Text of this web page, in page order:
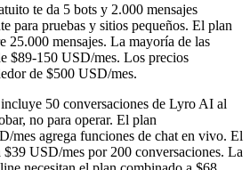
te da 5 bots y 2.000 mensajes
para pruebas y sitios pequeños. El plan
25.000 mensajes. La mayoría de las
$89-150 USD/mes. Los precios
de $500 USD/mes.
50 conversaciones de Lyro AI al
no para operar. El plan
mes agrega funciones de chat en vivo. El
USD/mes por 200 conversaciones. La